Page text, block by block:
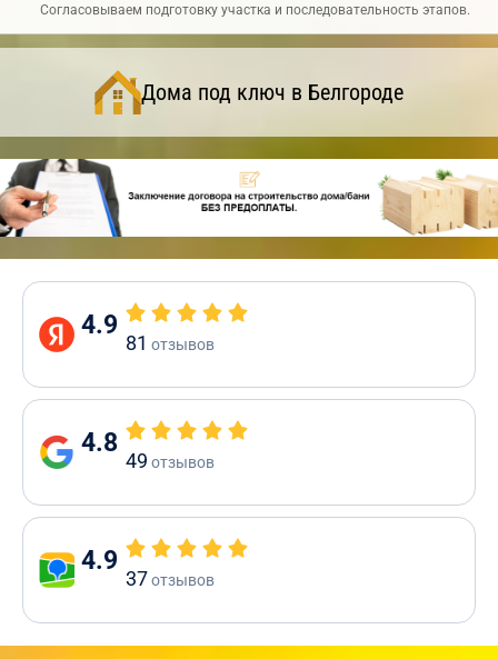
Согласовываем подготовку участка и последовательность этапов.
Дома под ключ в Белгороде
4.9
81 отзывов
4.8
49 отзывов
4.9
37отзывов